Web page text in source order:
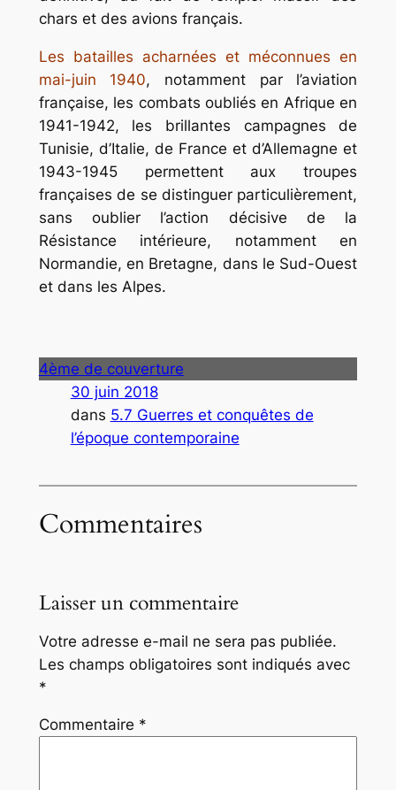
chars et des avions français.
Les batailles acharnées et méconnues en
mai-juin 1940, notamment par l’aviation
française, les combats oubliés en Afrique en
1941-1942, les brillantes campagnes de
Tunisie, d’Italie, de France et d’Allemagne et
1943-1945 permettent aux troupes
françaises de se distinguer particulièrement,
sans oublier l’action décisive de la
Résistance intérieure, notamment en
Normandie, en Bretagne, dans le Sud-Ouest
et dans les Alpes.
4ème de couverture
30 juin 2018
dans 5.7 Guerres et conquêtes de
l’époque contemporaine
Commentaires
Laisser un commentaire
Votre adresse e-mail ne sera pas publiée.
Les champs obligatoires sont indiqués avec
*
Commentaire *